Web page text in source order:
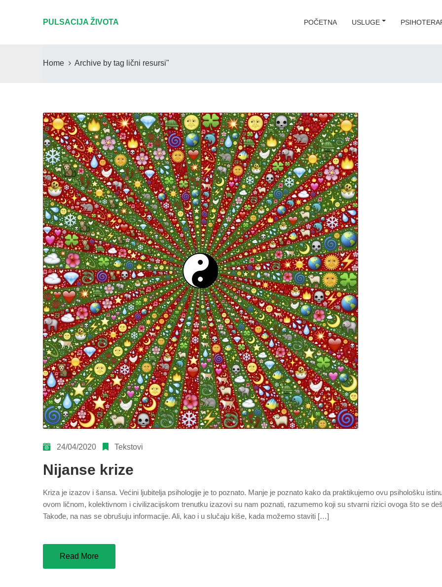
PULSACIJA ŽIVOTA POČETNA USLUGE
Home Archive by tag lični resursi"
24/04/2020 Tekstovi
Nijanse krize
Kriza je izazov i šansa. Većini ljubitelja psihologije je to poznato. Manje je poznato kako da praktikujemo ovu psihološku
ovom ličnom, kolektivnom i civilizacijskom trenutku izazovi su nam poznati, razumemo koji su stvarni rizici ovoga što se
Takođe, na nas se obrušuju informacije. Ali, kao i u slučaju kiše, kada možemo staviti […]
Read More